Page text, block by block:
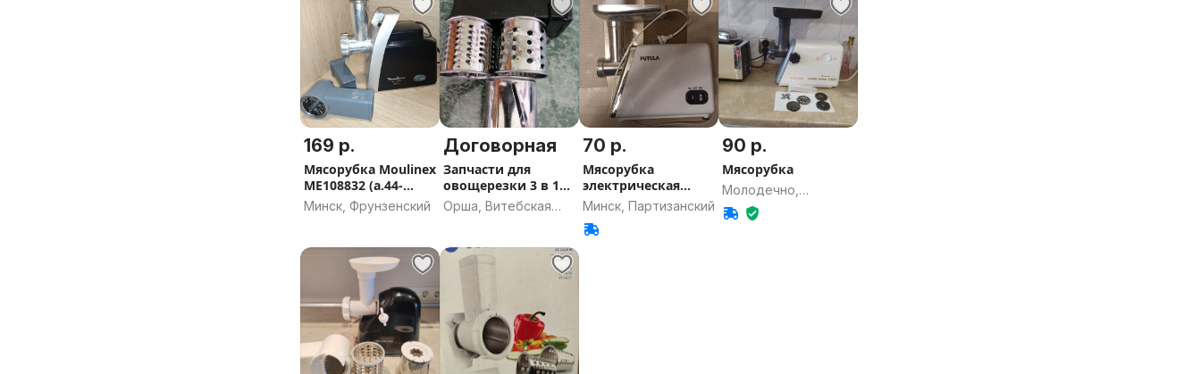
169 р.
Мясорубка Moulinex
ME108832 (а.44-
034167)
Минск, Фрунзенский
Договорная
Запчасти для
овощерезки 3 в 1
POLARIS PMG 1722
Орша, Витебская
70 р.
Мясорубка
электрическая
Futula MG4
Минск, Партизанский
90 р.
Мясорубка
Молодечно,
Минская область